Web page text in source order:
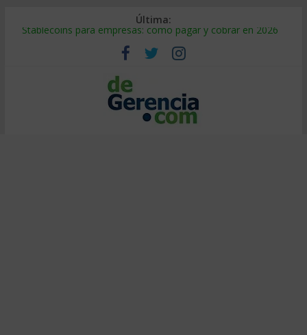
Última:
Stablecoins para empresas: cómo pagar y cobrar en 2026
Despido silencioso: qué es y por qué sale tan caro
IA en selección de personal: cómo auditarla a tiempo
Trabajo forzoso en la cadena de suministro: qué hacer
Mercado hispano de EE. UU.: cómo segmentarlo y venderle